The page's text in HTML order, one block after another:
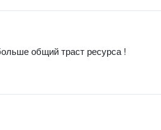
общий траст ресурса !